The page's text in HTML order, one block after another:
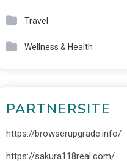
Travel
Wellness & Health
PARTNERSITE
https://browserupgrade.info/
https://sakura118real.com/